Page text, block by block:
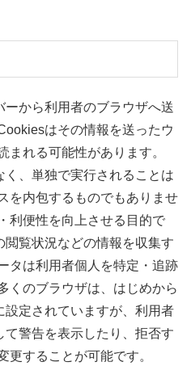
から利用者のブラウザへ送
はその情報を送ったウ
まれる可能性があります。
、単独で実行されることは
を内包するものでもありませ
利便性を向上させる目的で
覧状況などの情報を収集す
タは利用者個人を特定・追跡
くのブラウザは、はじめから
定されていますが、利用者
警告を表示したり、拒否す
更することが可能です。